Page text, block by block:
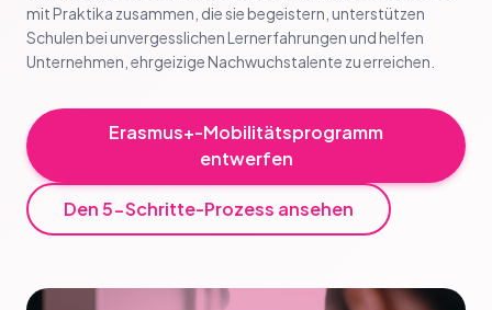
mit Praktika zusammen, die sie begeistern, unterstützen
Schulen bei unvergesslichen Lernerfahrungen und helfen
Unternehmen, ehrgeizige Nachwuchstalente zu erreichen.
Erasmus+-Mobilitätsprogramm
entwerfen
Den 5-Schritte-Prozess ansehen